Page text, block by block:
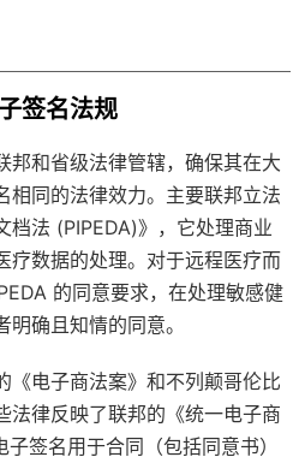
签名法规
邦和省级法律管辖，确保其在大
相同的法律效力。主要联邦立法
档法 (PIPEDA)》，它处理商业
疗数据的处理。对于远程医疗而
的同意要求，在处理敏感健
确且知情的同意。
《电子商法案》和不列颠哥伦比
法律反映了联邦的《统一电子商
签名用于合同（包括同意书）